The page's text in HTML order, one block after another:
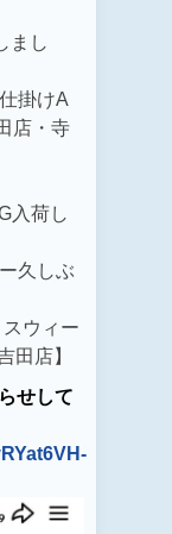
まし
掛けA
店・寺
入荷し
久しぶ
ウィー
田店】
せして